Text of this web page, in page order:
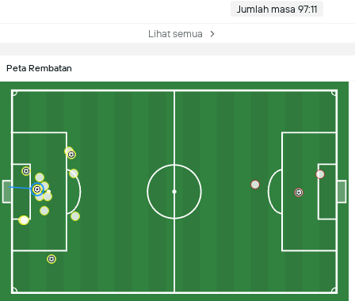
Jumlah masa 97:11
Lihat semua
Peta Rembatan